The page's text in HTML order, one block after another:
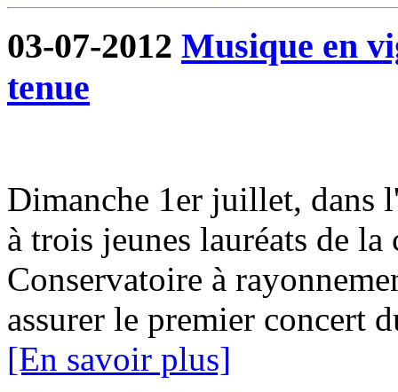
03-07-2012 Musique en
tenue
Dimanche 1er juillet, dans
à trois jeunes lauréats de
Conservatoire à
assurer le premier concert
[En savoir plus]